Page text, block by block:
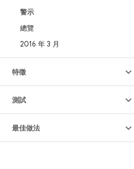
警示
總覽
2016 年 3 月
特徵
測試
最佳做法